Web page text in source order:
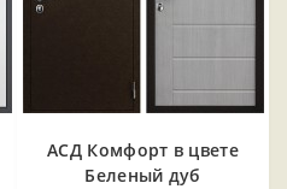
АСД Комфорт в цвете
Беленый дуб